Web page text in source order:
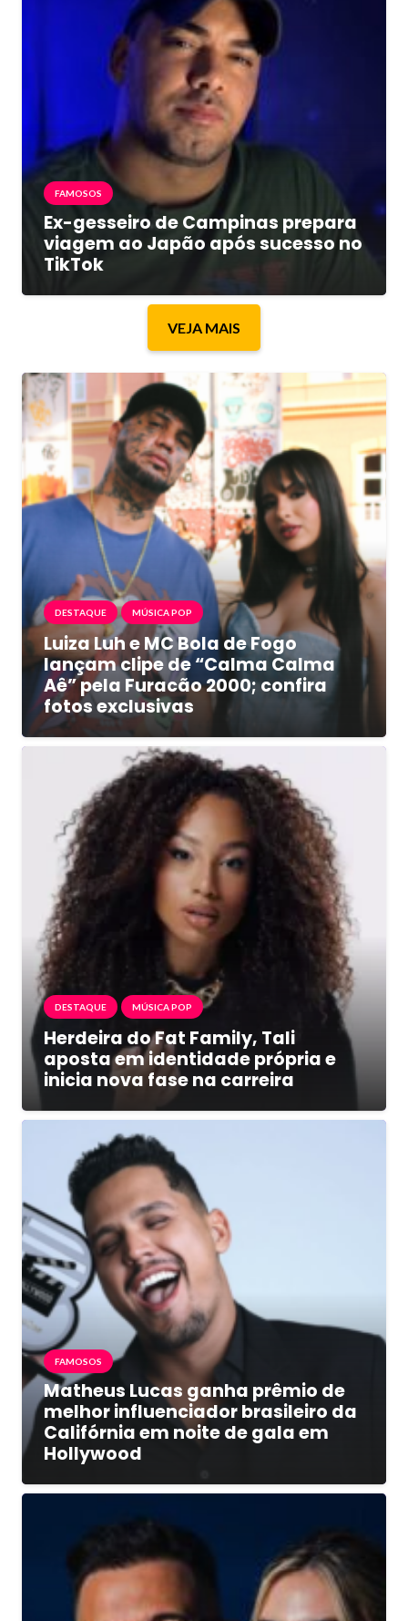
FAMOSOS
Ex-gesseiro de Campinas prepara
viagem ao Japão após sucesso no
TikTok
VEJA MAIS
DESTAQUE MÚSICA POP
Luiza Luh e MC Bola de Fogo
lançam clipe de “Calma Calma
Aê” pela Furacão 2000; confira
fotos exclusivas
DESTAQUE MÚSICA POP
Herdeira do Fat Family, Tali
aposta em identidade própria e
inicia nova fase na carreira
FAMOSOS
Matheus Lucas ganha prêmio de
melhor influenciador brasileiro da
Califórnia em noite de gala em
Hollywood